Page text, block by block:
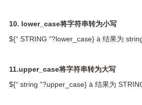
10. lower_case将字符串转为小写
${“ STRING ”?lower_case} à 结果为
11.upper_case将字符串转为大写
${“ string ”?upper_case} à 结果为